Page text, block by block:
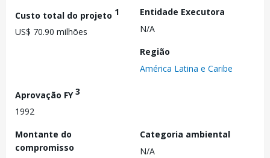
Custo total do projeto 1
US$ 70.90 milhões
Entidade Executora
N/A
Região
América Latina e Caribe
Aprovação FY3
1992
Montante do
compromisso
Categoria ambiental
N/A